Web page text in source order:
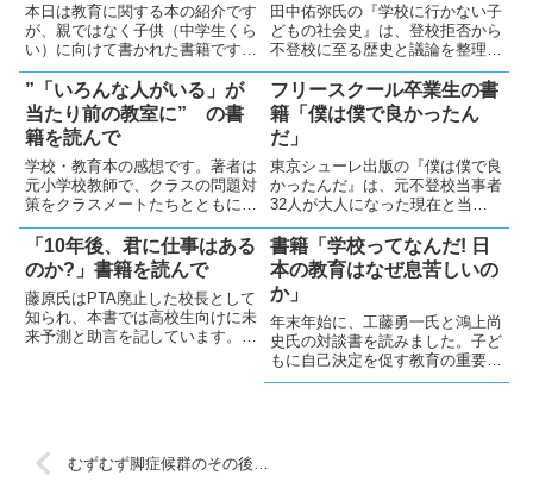
本日は教育に関する本の紹介です
が、親ではなく子供（中学生くら
い）に向けて書かれた書籍です。
著者について本書著者である瀧本
哲史氏の本は、このほか何冊も読
みました。非常に鋭い指摘を論理
的にされるので納得できることが
多く、また、鼓舞される感覚に
な...
田中佑弥氏の『学校に行かない子
どもの社会史』は、登校拒否から
不登校に至る歴史と議論を整理し
た一冊です。数十年前から続く課
題が今も変わらぬ現状を示し、今
後の支援の在り方を考える上で多
くの示唆を与えてくれます。
”「いろんな人がいる」が
当たり前の教室に” の書
籍を読んで
学校・教育本の感想です。著者は
元小学校教師で、クラスの問題対
策をクラスメートたちとともに考
えながらトライした状況が書かれ
ています。義務教育の本質が見え
る本です。
フリースクール卒業生の書
籍「僕は僕で良かったん
だ」
東京シューレ出版の『僕は僕で良
かったんだ』は、元不登校当事者
32人が大人になった現在と当時
の思いを語る貴重な記録で、子ど
もの居場所の意義や支援の在り方
を考えさせられる1冊です
「10年後、君に仕事はある
のか?」書籍を読んで
藤原氏はPTA廃止した校長として
知られ、本書では高校生向けに未
来予測と助言を記しています。情
書籍「学校ってなんだ! 日
本の教育はなぜ息苦しいの
か」
年末年始に、工藤勇一氏と鴻上尚
史氏の対談書を読みました。子ど
もに自己決定を促す教育の重要性
と、現行の学校教育が抱える課題
むずむず脚症候群のその後…